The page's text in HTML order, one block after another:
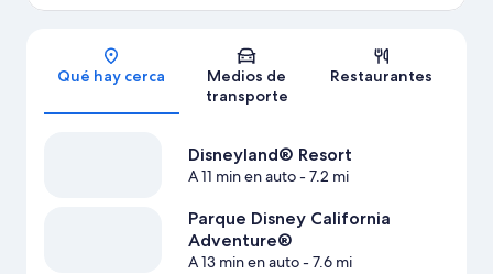
Sección del mapa
Qué hay cerca
Medios de
transporte
Restaurantes
Disneyland® Resort
A 11 min en auto- 7.2 mi
Parque Disney California
Adventure®
A 13 min en auto- 7.6 mi